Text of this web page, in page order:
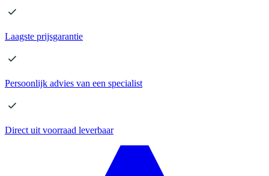
Laagste prijsgarantie
Persoonlijk advies van een specialist
Direct uit voorraad leverbaar